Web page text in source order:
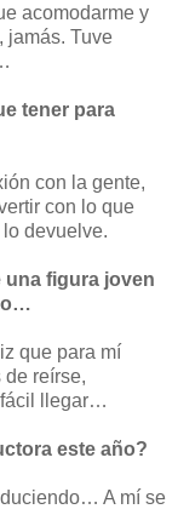
acomodarme y
jamás. Tuve
tener para
con la gente,
con lo que
devuelve.
una figura joven
que para mí
reírse,
fácil llegar…
este año?
A mí se